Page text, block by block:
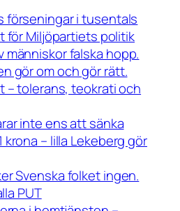
förseningar i tusentals
för Miljöpartiets politik
människor falska hopp.
gör om och gör rätt.
– tolerans, teokrati och
inte ens att sänka
krona – lilla Lekeberg gör
Svenska folket ingen.
PUT